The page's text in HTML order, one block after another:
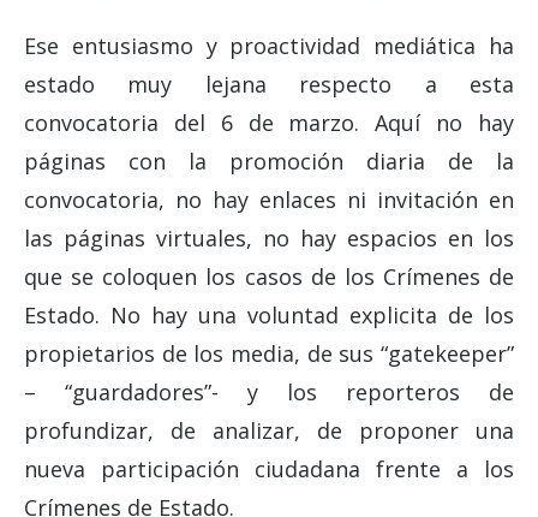
Ese entusiasmo y proactividad mediática ha
estado muy lejana respecto a esta
convocatoria del 6 de marzo. Aquí no hay
páginas con la promoción diaria de la
convocatoria, no hay enlaces ni invitación en
las páginas virtuales, no hay espacios en los
que se coloquen los casos de los Crímenes de
Estado. No hay una voluntad explicita de los
propietarios de los media, de sus “gatekeeper”
– “guardadores”- y los reporteros de
profundizar, de analizar, de proponer una
nueva participación ciudadana frente a los
Crímenes de Estado.